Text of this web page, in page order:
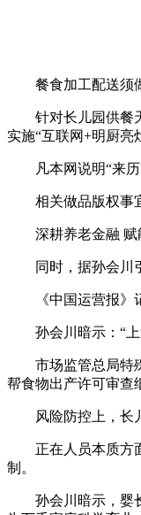
餐食加工配送须做
针对长儿园供餐天
实施“互联网+明厨亮
凡本网说明“来历
相关做品版权事宜
深耕养老金融 赋
同时，据孙会川引
《中国运营报》记
孙会川暗示：“上
市场监管总局特殊
帮食物出产许可审查
风险防控上，长儿
正在人员本质方面
制。
孙会川暗示，婴长